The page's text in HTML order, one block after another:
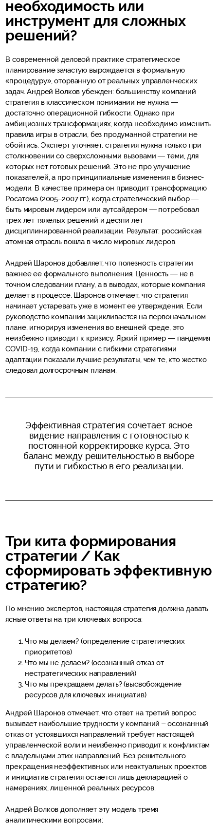
необходимость или
инструмент для сложных
решений?
В современной деловой практике стратегическое
планирование зачастую вырождается в формальную
«процедуру», оторванную от реальных управленческих
задач. Андрей Волков убежден: большинству компаний
стратегия в классическом понимании не нужна —
достаточно операционной гибкости. Однако при
амбициозных трансформациях, когда необходимо изменить
правила игры в отрасли, без продуманной стратегии не
обойтись. Эксперт уточняет: стратегия нужна только при
столкновении со сверхcложными вызовами — теми, для
которых нет готовых решений. Это не про улучшение
показателей, а про принципиальные изменения в бизнес-
модели. В качестве примера он приводит трансформацию
Росатома (2005–2007 гг.), когда стратегический выбор —
быть мировым лидером или аутсайдером — потребовал
трех лет тяжелых решений и десяти лет
дисциплинированной реализации. Результат: российская
атомная отрасль вошла в число мировых лидеров.
Андрей Шаронов добавляет, что полезность стратегии
важнее ее формального выполнения. Ценность — не в
точном следовании плану, а в выводах, которые компания
делает в процессе. Шаронов отмечает, что стратегия
начинает устаревать уже в момент ее утверждения. Если
руководство компании зацикливается на первоначальном
плане, игнорируя изменения во внешней среде, это
неизбежно приводит к кризису. Яркий пример — пандемия
COVID-19, когда компании с гибкими стратегиями
адаптации показали лучшие результаты, чем те, кто жестко
следовал долгосрочным планам.
Эффективная стратегия сочетает ясное
видение направления с готовностью к
постоянной корректировке курса. Это
баланс между решительностью в выборе
пути и гибкостью в его реализации.
Три кита формирования
стратегии / Как
сформировать эффективную
стратегию?
По мнению экспертов, настоящая стратегия должна давать
ясные ответы на три ключевых вопроса:
Что мы делаем? (определение стратегических
приоритетов)
Что мы не делаем? (осознанный отказ от
нестратегических направлений)
Что мы прекращаем делать? (высвобождение
ресурсов для ключевых инициатив)
Андрей Шаронов отмечает, что ответ на третий вопрос
вызывает наибольшие трудности у компаний – осознанный
отказ от устоявшихся направлений требует настоящей
управленческой воли и неизбежно приводит к конфликтам
с владельцами этих направлений. Без решительного
прекращения неэффективных или неактуальных проектов
и инициатив стратегия остается лишь декларацией о
намерениях, лишенной реальных ресурсов.
Андрей Волков дополняет эту модель тремя
аналитическими вопросами: